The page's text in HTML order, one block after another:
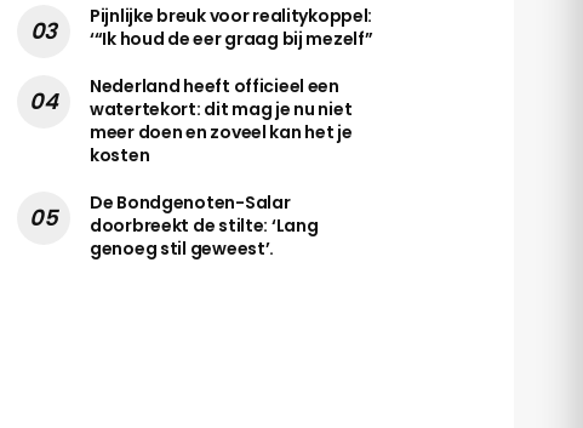
Pijnlijke breuk voor realitykoppel:
‘“Ik houd de eer graag bij mezelf”
Nederland heeft officieel een
watertekort: dit mag je nu niet
meer doen en zoveel kan het je
kosten
De Bondgenoten-Salar
doorbreekt de stilte: ‘Lang
genoeg stil geweest’.